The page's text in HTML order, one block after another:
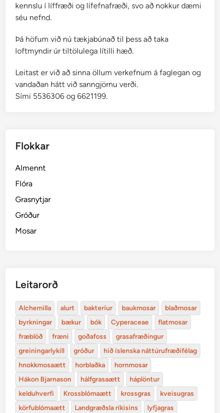
kennslu í líffræði og lífefnafræði, svo að nokkur dæmi
séu nefnd.
Þá höfum við nú tækjabúnað til þess að taka
loftmyndir úr tiltölulega lítilli hæð.
Leitast er við að sinna öllum verkefnum á faglegan og
vandaðan hátt við sanngjörnu verði.
Sími 5536306 og 6621199.
Flokkar
Almennt
Flóra
Grasnytjar
Gróður
Mosar
Leitarorð
Alchemilla alurt bakteríur baukmosar
blaðmosar
byrkningar
bækur bók Cyperaceae
flatmosar
fræblöð
fræni goðafoss
grasafræðingur
greiningarlykill
gróður
hið íslenska náttúrufræðifélag
hnokkmosaætt
horblaðka
hornmosar
Hákon Bjarnason
hálfgrasaætt
háplöntur
kelduhverfi
Krossblómaætt krossgras
kveisugras
körfublómaætt
Landgræðsla ríkisins lyfjagras